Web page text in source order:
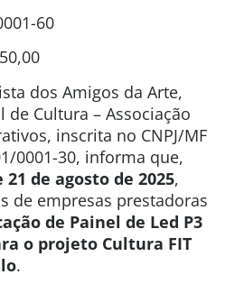
60
dos Amigos da Arte,
de Cultura – Associação
inscrita no CNPJ/MF
0001-30, informa que,
de agosto de 2025,
de empresas prestadoras
de Painel de Led P3
o projeto Cultura FIT
.